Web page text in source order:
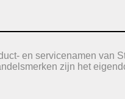
en servicenamen van
zijn het